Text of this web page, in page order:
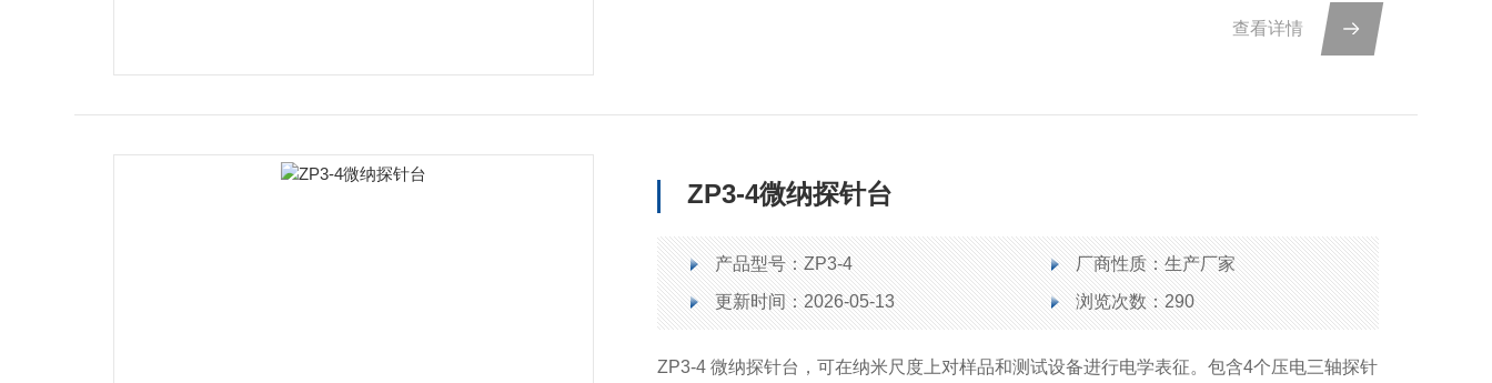
查看详情
ZP3-4微纳探针台
产品型号：ZP3-4
厂商性质：生产厂家
更新时间：2026-05-13
浏览次数：290
ZP3-4 微纳探针台，可在纳米尺度上对样品和测试设备进行电学表征。包含4个压电三轴探针